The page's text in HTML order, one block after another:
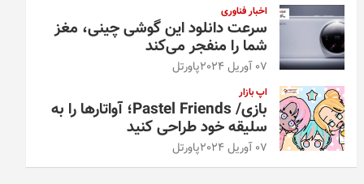
اخبار فناوری
سرعت دانلود این گوشی چینی، مغز
شما را منفجر می‌کند
07 آوریل 2024 پاورتل
اپ بازار
بازی/ Pastel Friends؛ آواتارها را به
سلیقه خود طراحی کنید
07 آوریل 2024 پاورتل